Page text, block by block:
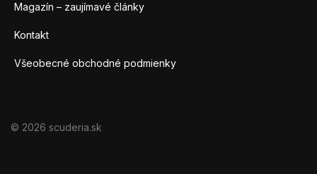
Magazín – zaujímavé články
Kontakt
Všeobecné obchodné podmienky
© 2026 scuderia.sk